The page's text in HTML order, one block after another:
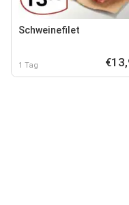
Schweinefilet
1 Tag